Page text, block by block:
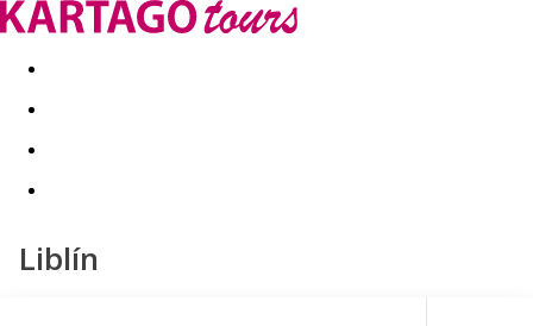
Last minute Dovolenkové kluby
Liblín